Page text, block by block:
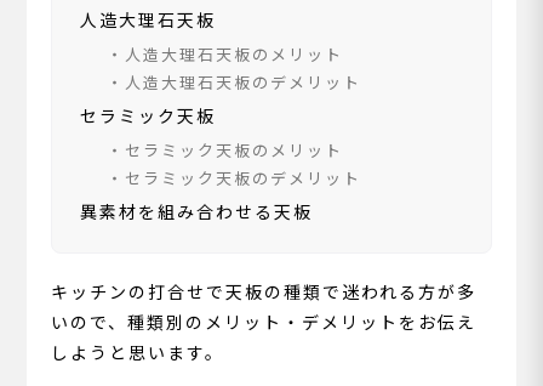
人造大理石天板
人造大理石天板のメリット
人造大理石天板のデメリット
セラミック天板
セラミック天板のメリット
セラミック天板のデメリット
異素材を組み合わせる天板
キッチンの打合せで天板の種類で迷われる方が多
いので、種類別のメリット・デメリットをお伝え
しようと思います。